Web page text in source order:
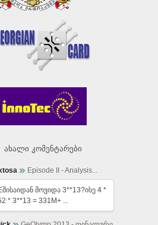
ახალი კომენტარები
Episode II - Analysis...
მოვიდა 3**13?ისე 4 *
* 3**13 = 331M+ ...